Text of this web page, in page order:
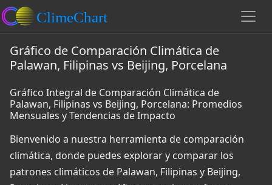
Gráfico de Comparación Climática de
Palawan, Filipinas vs Beijing, Porcelana
Gráfico Integral de Comparación Climática de
Palawan, Filipinas vs Beijing, Porcelana: Promedios
Mensuales y Tendencias de Impacto
Bienvenido a nuestra herramienta de comparación
climática, donde puedes explorar y comparar los
patrones climáticos de Palawan, Filipinas y Beijing,